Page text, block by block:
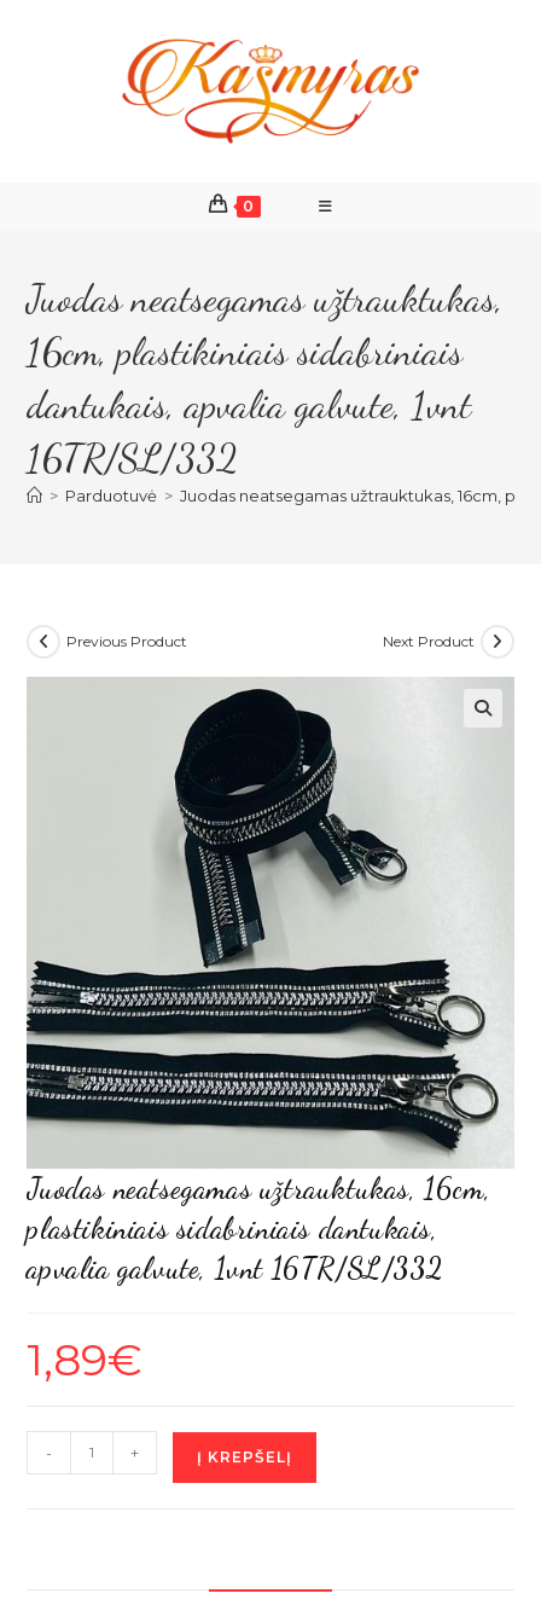
0
Juodas neatsegamas užtrauktukas,
16cm, plastikiniais sidabriniais
dantukais, apvalia galvute, 1vnt
16TR/SL/332
> Parduotuvė > Juodas neatsegamas užtrauktukas, 16cm,
Previous Product Next Product
Juodas neatsegamas užtrauktukas, 16cm,
plastikiniais sidabriniais dantukais,
apvalia galvute, 1vnt 16TR/SL/332
1,89€
produkto
kiekis:
- + Į KREPŠELĮ